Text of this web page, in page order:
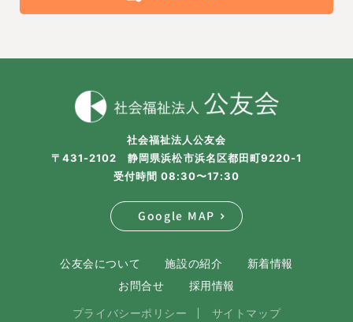
社会福祉法人公友会
〒431-2102 静岡県浜松市浜名区都田町9220-1
受付時間 08:30〜17:30
Google MAP
公友会について 施設の紹介
新着情報
お問合せ
採用情報
プライバシーポリシー サイトマップ